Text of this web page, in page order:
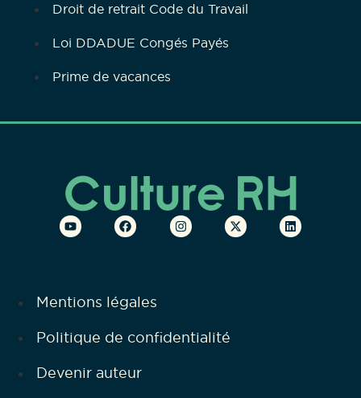
Droit de retrait Code du Travail
Loi DDADUE Congés Payés
Prime de vacances
Mentions légales
Politique de confidentialité
Devenir auteur